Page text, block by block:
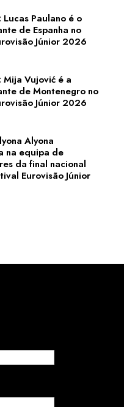
Lucas Paulano é o
de Espanha no
Júnior 2026
Mija Vujović é a
de Montenegro no
Júnior 2026
Alyona
na equipa de
da final nacional
Eurovisão Júnior